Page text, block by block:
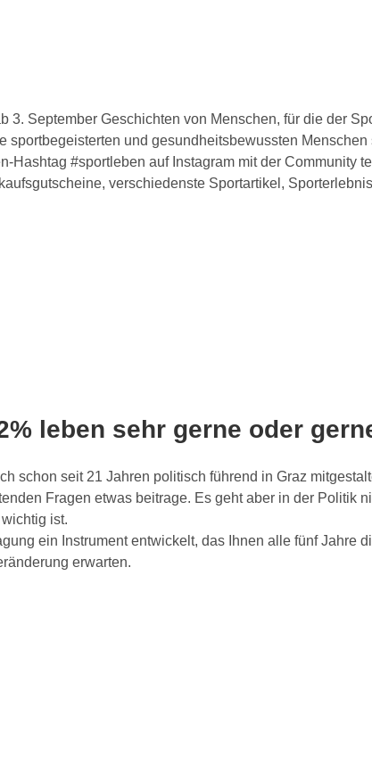
September Geschichten von Menschen, für die der
und gesundheitsbewussten Menschen
#sportleben auf Instagram mit der Community
verschiedenste Sportartikel,
leben sehr gerne oder
schon seit 21 Jahren politisch führend in Graz
Fragen etwas beitrage. Es geht aber in der Politik
ist.
ein Instrument entwickelt, das Ihnen alle fünf Jahre
erwarten.